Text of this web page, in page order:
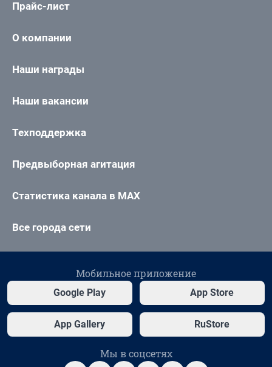
Прайс-лист
О компании
Наши награды
Наши вакансии
Техподдержка
Предвыборная агитация
Статистика канала в MAX
Все города сети
Мобильное приложение
Google Play App Store
App Gallery RuStore
Мы в соцсетях